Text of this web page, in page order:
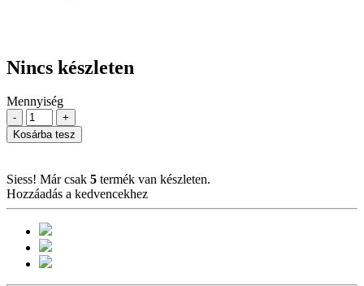
Nincs készleten
Mennyiség
-
+
Kosárba tesz
Siess! Már csak 5 termék van készleten.
Hozzáadás a kedvencekhez